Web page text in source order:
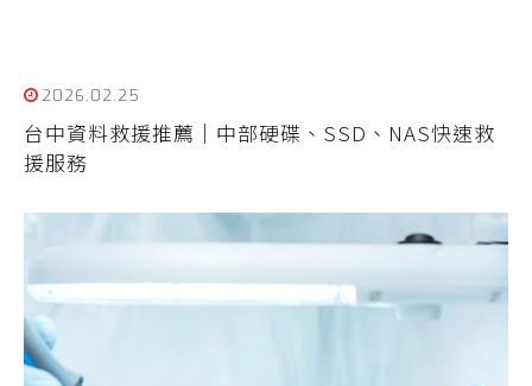
2026.02.25
台中資料救援推薦｜中部硬碟、SSD、NAS快速救
援服務